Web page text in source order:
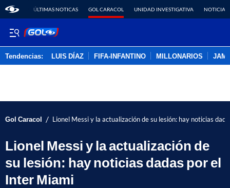
ÚLTIMAS NOTICAS GOL CARACOL UNIDAD INVESTIGATIVA NOTICIAS
Tendencias: LUIS DÍAZ FIFA-INFANTINO MILLONARIOS
Gol Caracol / Lionel Messi y la actualización de su lesión: hay noticias
Lionel Messi y la actualización de
su lesión: hay noticias dadas por el
Inter Miami